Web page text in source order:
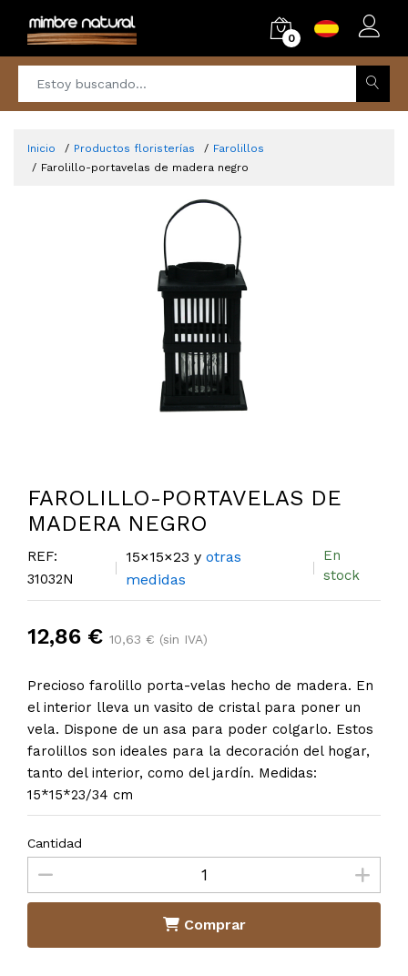
0
Inicio Productos floristerías
Farolillos
Farolillo-portavelas de madera negro
FAROLILLO-PORTAVELAS DE
MADERA NEGRO
REF:
31032N
15×15×23 yotras
medidas
En
stock
12,86 € 10,63 € (sin IVA)
Precioso farolillo porta-velas hecho de madera. En
el interior lleva un vasito de cristal para poner un
vela. Dispone de un asa para poder colgarlo. Estos
farolillos son ideales para la decoración del hogar,
tanto del interior, como del jardín. Medidas:
15*15*23/34 cm
Cantidad
Comprar